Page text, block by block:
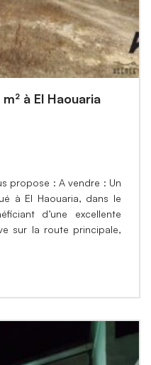
à El Haouaria
propose : A vendre : Un
à El Haouaria, dans le
d’une excellente
sur la route principale,